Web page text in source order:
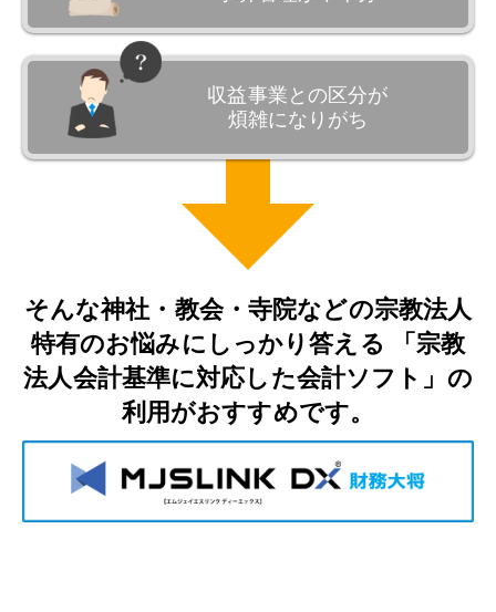
収益事業との区分が
煩雑になりがち
そんな神社・教会・寺院などの宗教法人
特有のお悩みにしっかり答える
「宗教
法人会計基準に対応した会計ソフト」の
利用がおすすめです。